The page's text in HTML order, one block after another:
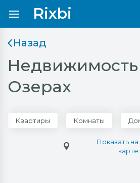
Rixbi
Назад
Недвижимость
Озерах
Квартиры Комнаты
Показать на
карте